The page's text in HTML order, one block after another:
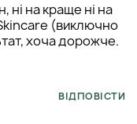
ні на краще ні на
(виключно
хоча дорожче.
ВІДПОВІСТИ